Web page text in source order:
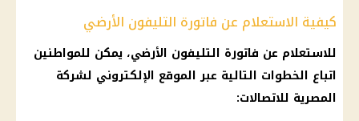
كيفية الاستعلام عن فاتورة التليفون الأرضي
للاستعلام عن فاتورة التليفون الأرضي، يمكن للمواطنين
اتباع الخطوات التالية عبر الموقع الإلكتروني لشركة
المصرية للاتصالات: